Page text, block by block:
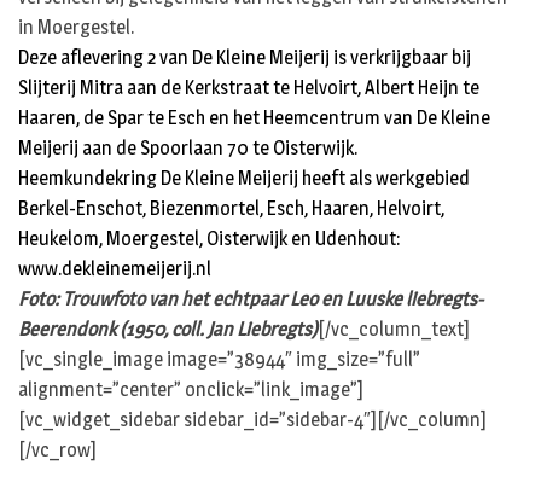
in Moergestel.
Deze aflevering 2 van De Kleine Meijerij is verkrijgbaar bij
Slijterij Mitra aan de Kerkstraat te Helvoirt, Albert Heijn te
Haaren, de Spar te Esch en het Heemcentrum van De Kleine
Meijerij aan de Spoorlaan 70 te Oisterwijk.
Heemkundekring De Kleine Meijerij heeft als werkgebied
Berkel-Enschot, Biezenmortel, Esch, Haaren, Helvoirt,
Heukelom, Moergestel, Oisterwijk en Udenhout:
www.dekleinemeijerij.nl
Foto: Trouwfoto van het echtpaar Leo en Luuske liebregts-
Beerendonk (1950, coll. Jan Liebregts)[/vc_column_text]
[vc_single_image image=”38944″ img_size=”full”
alignment=”center” onclick=”link_image”]
[vc_widget_sidebar sidebar_id=”sidebar-4″][/vc_column]
[/vc_row]